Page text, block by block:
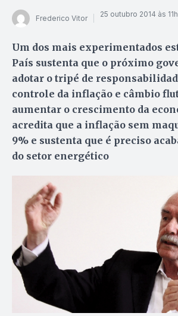
Frederico Vitor 25 outubro 2014 às
Um dos mais experimentados
País sustenta que o próximo
adotar o tripé de
controle da inflação e câmbio
aumentar o crescimento da
acredita que a inflação sem
9% e sustenta que é preciso
do setor energético